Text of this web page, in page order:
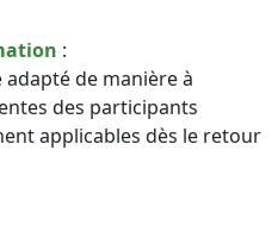
:
de manière à
des participants
applicables dès le retour